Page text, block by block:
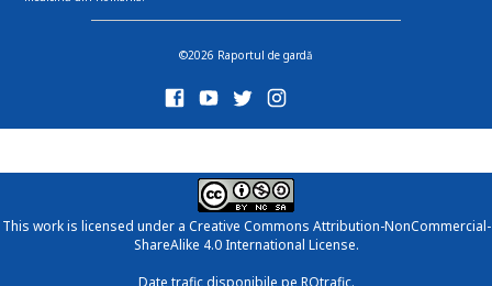
©2026 Raportul de gardă
This work is licensed under a Creative Commons Attribution-NonCommercial-
ShareAlike 4.0 International License.
Date trafic disponibile pe ROtrafic.